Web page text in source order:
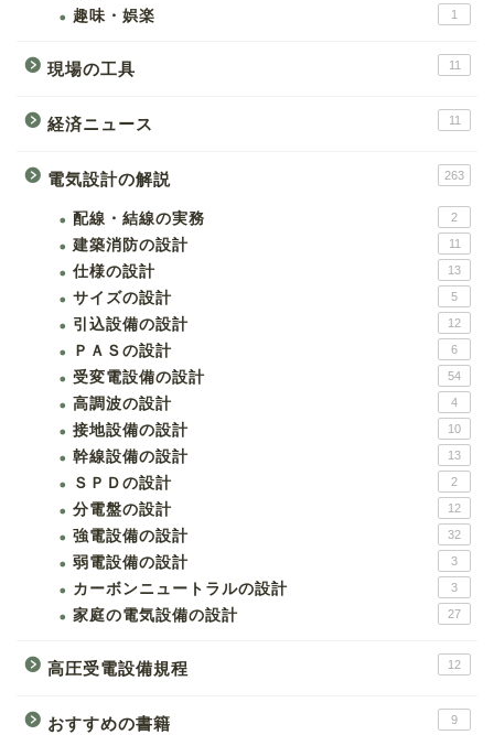
趣味・娯楽 1
現場の工具 11
経済ニュース 11
電気設計の解説 263
配線・結線の実務 2
建築消防の設計 11
仕様の設計 13
サイズの設計 5
引込設備の設計 12
ＰＡＳの設計 6
受変電設備の設計 54
高調波の設計 4
接地設備の設計 10
幹線設備の設計 13
ＳＰＤの設計 2
分電盤の設計 12
強電設備の設計 32
弱電設備の設計 3
カーボンニュートラルの設計 3
家庭の電気設備の設計 27
高圧受電設備規程 12
おすすめの書籍 9